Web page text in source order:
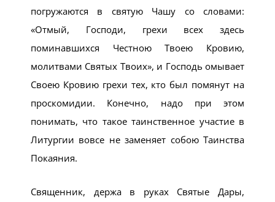
погружаются в святую Чашу со словами:
«Отмый, Господи, грехи всех здесь
поминавшихся Честною Твоею Кровию,
молитвами Святых Твоих», и Господь омывает
Своею Кровию грехи тех, кто был помянут на
проскомидии. Конечно, надо при этом
понимать, что такое таинственное участие в
Литургии вовсе не заменяет собою Таинства
Покаяния.
Священник, держа в руках Святые Дары,